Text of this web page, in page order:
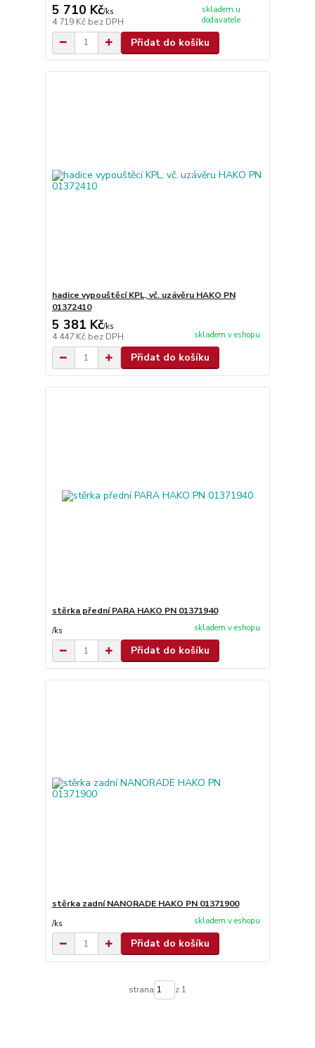
5 710 Kč/ks
4 719 Kč bez DPH
skladem u
dodavatele
Přidat do košíku
hadice vypouštěcí KPL, vč. uzávěru HAKO PN
01372410
5 381 Kč/ks
4 447 Kč bez DPH skladem v eshopu
Přidat do košíku
stěrka přední PARA HAKO PN 01371940
/ks skladem v eshopu
Přidat do košíku
stěrka zadní NANORADE HAKO PN 01371900
/ks skladem v eshopu
Přidat do košíku
strana z 1